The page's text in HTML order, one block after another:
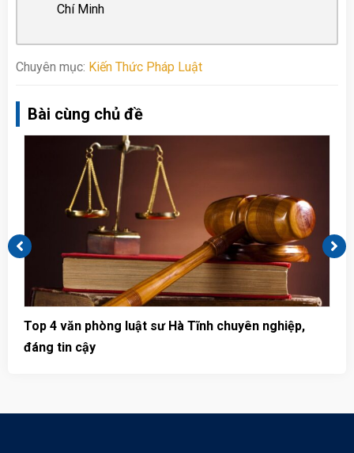
Chí Minh
Chuyên mục: Kiến Thức Pháp Luật
Bài cùng chủ đề
Top 4 văn phòng luật sư Hà Tĩnh chuyên nghiệp,
đáng tin cậy